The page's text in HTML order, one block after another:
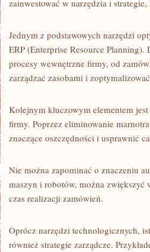
zainwestować w narzędzia i
Jednym z ⁢podstawowych narzędzi
ERP (Enterprise Resource
procesy wewnętrzne firmy, od
zarządzać zasobami i
Kolejnym ⁣kluczowym⁣ elementem
firmy. Poprzez eliminowanie
znaczące ​oszczędności i usprawnić
Nie można zapominać o znaczeniu
maszyn i robotów, można
czas realizacji zamówień.
Oprócz narzędzi technologicznych,‍
również strategie zarządcze.